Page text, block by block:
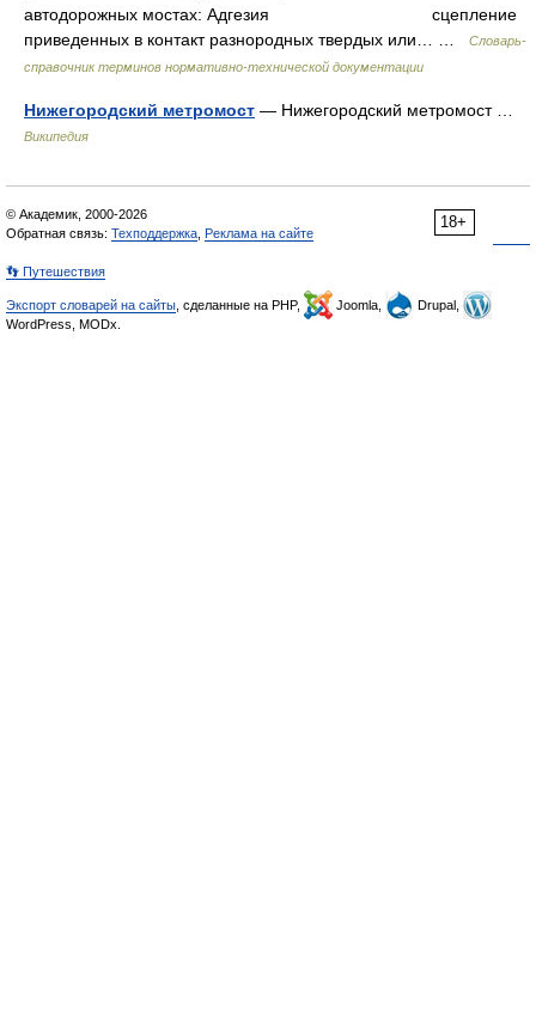
автодорожных мостах: Адгезия сцепление
приведенных в контакт разнородных твердых или… …
Словарь-
справочник терминов нормативно-технической документации
Нижегородский метромост — Нижегородский метромост …
Википедия
18+
© Академик, 2000-2026
Обратная связь: Техподдержка Реклама на сайте
👣 Путешествия
Экспорт словарей на сайты , сделанные на PHP, Joomla,
Drupal,
WordPress, MODx.